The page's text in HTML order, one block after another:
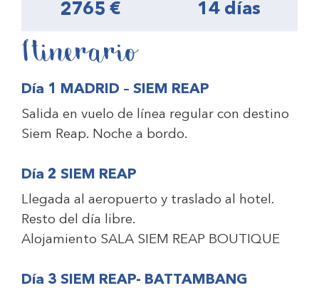
2765 € 14 días
Itinerario
Día 1 MADRID – SIEM REAP
Salida en vuelo de línea regular con destino
Siem Reap. Noche a bordo.
Día 2 SIEM REAP
Llegada al aeropuerto y traslado al hotel.
Resto del día libre.
Alojamiento SALA SIEM REAP BOUTIQUE
Día 3 SIEM REAP- BATTAMBANG